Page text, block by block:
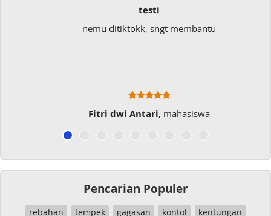
testi
nemu ditiktokk, sngt membantu
Fitri dwi Antari, mahasiswa
Pencarian Populer
rebahan tempek gagasan kontol kentungan